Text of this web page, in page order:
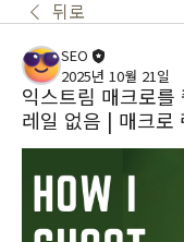
뒤로
SEO
2025년 10월 21일
익스트림 매크로
레일 없음 | 매크로